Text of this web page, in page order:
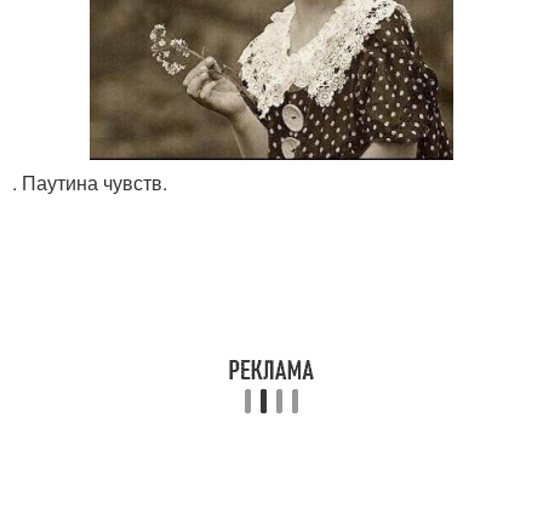
. Паутина чувств.